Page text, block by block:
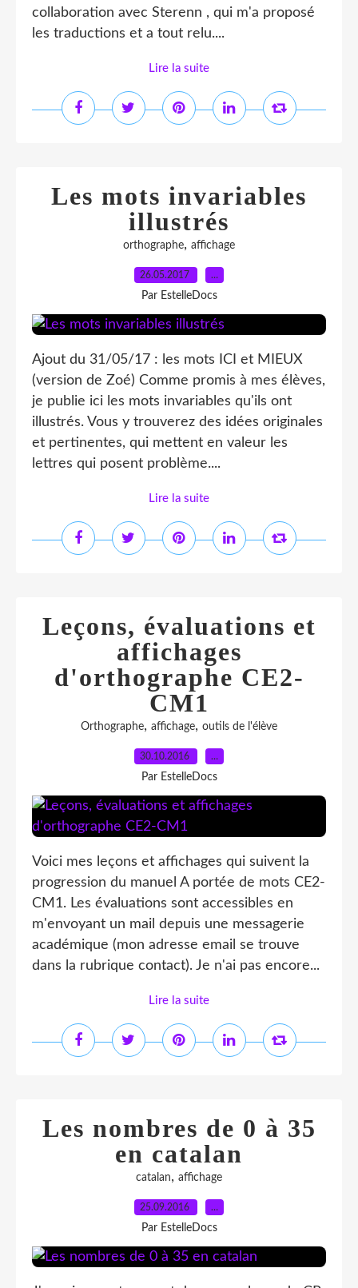
collaboration avec Sterenn , qui m'a proposé
les traductions et a tout relu....
Lire la suite
Les mots invariables
illustrés
orthographe, affichage
26.05.2017 …
Par EstelleDocs
Ajout du 31/05/17 : les mots ICI et MIEUX
(version de Zoé) Comme promis à mes élèves,
je publie ici les mots invariables qu'ils ont
illustrés. Vous y trouverez des idées originales
et pertinentes, qui mettent en valeur les
lettres qui posent problème....
Lire la suite
Leçons, évaluations et
affichages
d'orthographe CE2-
CM1
Orthographe, affichage, outils de l'élève
30.10.2016 …
Par EstelleDocs
Voici mes leçons et affichages qui suivent la
progression du manuel A portée de mots CE2-
CM1. Les évaluations sont accessibles en
m'envoyant un mail depuis une messagerie
académique (mon adresse email se trouve
dans la rubrique contact). Je n'ai pas encore...
Lire la suite
Les nombres de 0 à 35
en catalan
catalan, affichage
25.09.2016 …
Par EstelleDocs